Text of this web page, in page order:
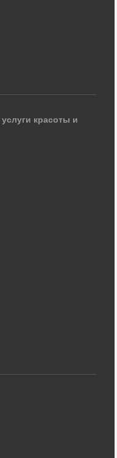
красоты и